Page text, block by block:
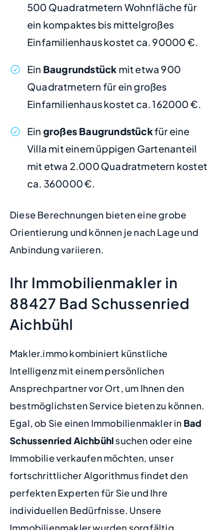
500 Quadratmetern Wohnfläche für
ein kompaktes bis mittelgroßes
Einfamilienhaus kostet ca. 90000 €.
Ein Baugrundstück mit etwa 900
Quadratmetern für ein großes
Einfamilienhaus kostet ca. 162000 €.
Ein großes Baugrundstückfür eine
Villa mit einem üppigen Gartenanteil
mit etwa 2.000 Quadratmetern kostet
ca. 360000 €.
Diese Berechnungen bieten eine grobe
Orientierung und können je nach Lage und
Anbindung variieren.
Ihr Immobilienmakler in
88427 Bad Schussenried
Aichbühl
Makler.immo kombiniert künstliche
Intelligenz mit einem persönlichen
Ansprechpartner vor Ort, um Ihnen den
bestmöglichsten Service bieten zu können.
Egal, ob Sie einen Immobilienmakler in Bad
Schussenried Aichbühl suchen oder eine
Immobilie verkaufen möchten, unser
fortschrittlicher Algorithmus findet den
perfekten Experten für Sie und Ihre
individuellen Bedürfnisse. Unsere
Immobilienmakler wurden sorgfältig